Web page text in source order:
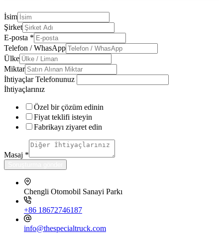
İsim
Şirket
E-posta *
Telefon / WhasApp
Ülke
Miktar
İhtiyaçlar Telefonunuz
İhtiyaçlarınız
Özel bir çözüm edinin
Fiyat teklifi isteyin
Fabrikayı ziyaret edin
Masaj *
Chengli Otomobil Sanayi Parkı
+86 18672746187
info@thespecialtruck.com